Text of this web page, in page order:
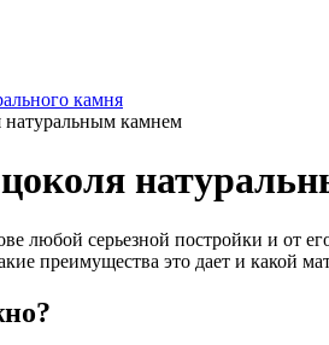
камня
натуральным камнем
любой серьезной постройки и от
преимущества это дает и какой